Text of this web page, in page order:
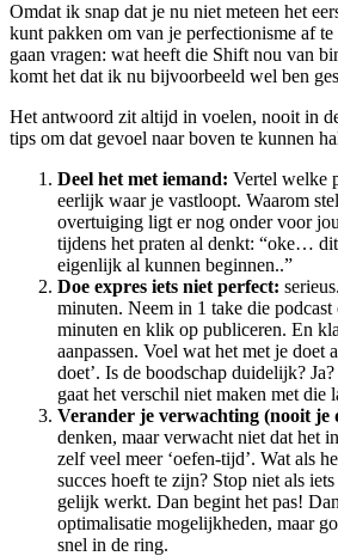
Omdat ik snap dat je nu niet meteen het
kunt pakken om van je perfectionisme af
gaan vragen: wat heeft die Shift nou van
komt het dat ik nu bijvoorbeeld wel ben
Het antwoord zit altijd in voelen, nooit in
tips om dat gevoel naar boven te kunnen
Deel het met iemand: Vertel welke
eerlijk waar je vastloopt. Waarom
overtuiging ligt er nog onder voor
tijdens het praten al denkt: “oke…
eigenlijk al kunnen beginnen..”
Doe expres iets niet perfect:
minuten. Neem in 1 take die
minuten en klik op publiceren. En
aanpassen. Voel wat het met je doet
doet’. Is de boodschap duidelijk?
gaat het verschil niet maken met die
Verander je verwachting (nooit je
denken, maar verwacht niet dat het
zelf veel meer ‘oefen-tijd’. Wat als
succes hoeft te zijn? Stop niet als
gelijk werkt. Dan begint het pas!
optimalisatie mogelijkheden, maar
snel in de ring.